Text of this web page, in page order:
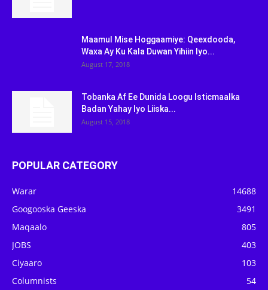
Maamul Mise Hoggaamiye: Qeexdooda,
Waxa Ay Ku Kala Duwan Yihiin Iyo...
August 17, 2018
Tobanka Af Ee Dunida Loogu Isticmaalka
Badan Yahay Iyo Liiska...
August 15, 2018
POPULAR CATEGORY
Warar
14688
Googooska Geeska
3491
Maqaalo
805
JOBS
403
Ciyaaro
103
Columnists
54